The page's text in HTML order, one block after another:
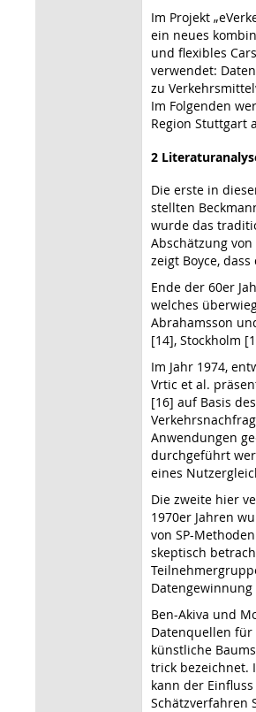
Im Projekt
ein neues
und flexibles
verwendet:
zu
Im Folgenden
Region Stuttgart
2
Die erste in
stellten
wurde das
Abschätzung
zeigt Boyce,
Ende der 60er
welches
Abrahamsson
[14], Stockholm
Im Jahr 1974,
Vrtic et al.
[16] auf Basis
Anwendungen
durchgeführt
eines
Die zweite hier
1970er Jahren
von SP-
skeptisch
Ben-Akiva und
Datenquellen für
künstliche
trick bezeichnet.
kann der
Schätzverfahren